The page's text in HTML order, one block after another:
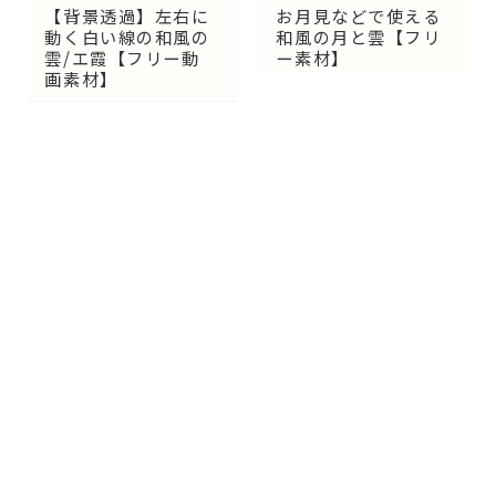
【背景透過】左右に
動く白い線の和風の
雲/エ霞【フリー動
画素材】
お月見などで使える
和風の月と雲【フリ
ー素材】